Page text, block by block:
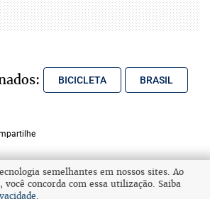
BICICLETA BRASIL
VOLTAR AO TOPO
semelhantes em nossos sites. Ao
concorda com essa utilização. Saiba
.